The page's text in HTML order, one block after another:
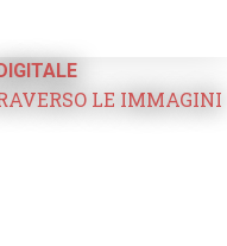
LE IMMAGINI